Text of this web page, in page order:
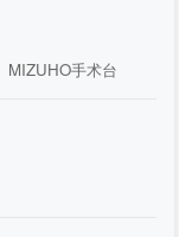
MIZUHO手术台